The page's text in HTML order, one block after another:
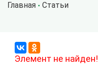
Главная Статьи
Элемент не найден!